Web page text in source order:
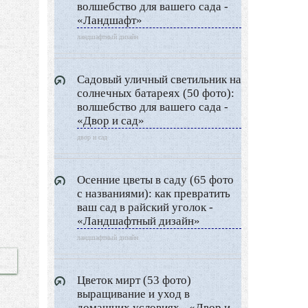
волшебство для вашего сада -
«Ландшафт»
ландшафтный дизайн
Садовый уличный светильник на
солнечных батареях (50 фото):
волшебство для вашего сада -
«Двор и сад»
двор и сад
Осенние цветы в саду (65 фото
с названиями): как превратить
ваш сад в райский уголок -
«Ландшафтный дизайн»
ландшафтный дизайн
Цветок мирт (53 фото)
выращивание и уход в